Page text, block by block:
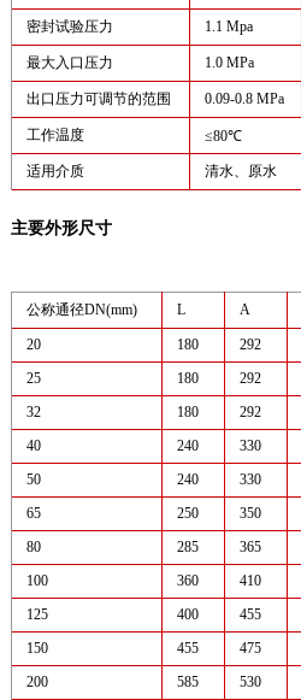
密封试验压力 1.1 Mpa
最大入口压力 1.0 MPa
出口压力可调节的范围 0.09-0.8 MPa
工作温度 ≤80℃
适用介质 清水、原水
主要外形尺寸
公称通径DN(mm) L A
20 180 292
25
180 292
32
180 292
40
240 330
50
240 330
65
250 350
80
285 365
100
360 410
125
400 455
150
455 475
200
585 530